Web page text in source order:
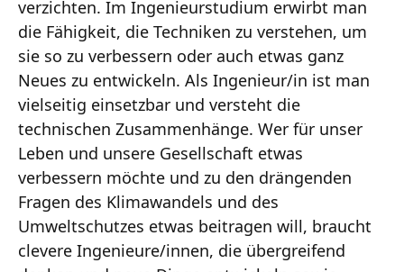
verzichten. Im Ingenieurstudium erwirbt man
die Fähigkeit, die Techniken zu verstehen, um
sie so zu verbessern oder auch etwas ganz
Neues zu entwickeln. Als Ingenieur/in ist man
vielseitig einsetzbar und versteht die
technischen Zusammenhänge. Wer für unser
Leben und unsere Gesellschaft etwas
verbessern möchte und zu den drängenden
Fragen des Klimawandels und des
Umweltschutzes etwas beitragen will, braucht
clevere Ingenieure/innen, die übergreifend